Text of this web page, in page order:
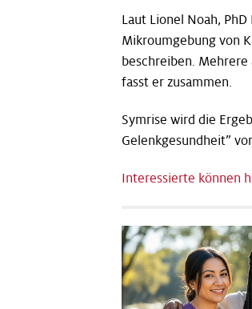
Laut Lionel Noah,
Mikroumgebung von
beschreiben.
fasst er zusammen.
Symrise wird die
Gelenkgesundheit”
Interessierte können